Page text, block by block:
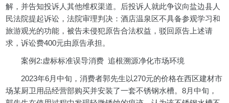
解，并告知投诉人其他维权渠道。后投诉人就此争议向盐边县人
民法院提起诉讼，法院审理判决：酒店温泉区不具备参观学习和
旅游观光的功能，被告未侵犯原告合法权益，驳回原告上述请
求，诉讼费400元由原告承担。
案例2:虚标标准误导消费 追根溯源净化市场环境
2023年6月中旬，消费者郭先生以270元的价格在西区建材市
场某厨卫用品经营部购买并安装了一套不锈钢水槽。8月中旬，